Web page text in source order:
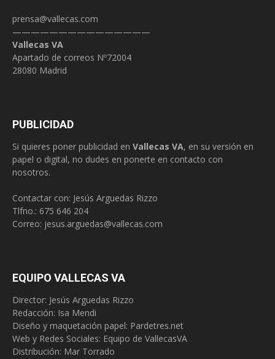
prensa@vallecas.com
———————————————
Vallecas VA
Apartado de correos Nº72004
28080 Madrid
PUBLICIDAD
Si quieres poner publicidad en Vallecas VA, en su versión en
papel o digital, no dudes en ponerte en contacto con
nosotros.
Contactar con: Jesús Arguedas Rizzo
Tlfno.: 675 646 204
Correo: jesus.arguedas@vallecas.com
EQUIPO VALLECAS VA
Director: Jesús Arguedas Rizzo
Redacción: Isa Mendi
Diseño y maquetación papel: Pardetres.net
Web y Redes Sociales: Equipo de VallecasVA
Distribución: Mar Torrado